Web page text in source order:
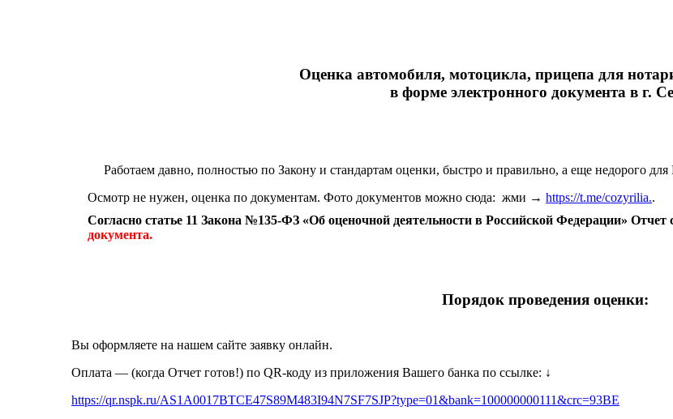
Оценка автомобиля, мотоцикла, прицепа для
в форме электронного документа в г.
Работаем давно, полностью по Закону и стандартам оценки, быстро и правильно, а еще недорого
Осмотр не нужен, оценка по документам. Фото документов можно сюда: жми → https://t.me/cozyrilia..
Согласно статье 11 Закона №135-ФЗ «Об оценочной деятельности в Российской Федерации» Отчет
документа.
Порядок проведения оценки:
Вы оформляете на нашем сайте заявку онлайн.
Оплата — (когда Отчет готов!) по QR-коду из приложения Вашего банка по ссылке: ↓
https://qr.nspk.ru/AS1A0017BTCE47S89M483I94N7SF7SJP?type=01&bank=100000000111&crc=93BE